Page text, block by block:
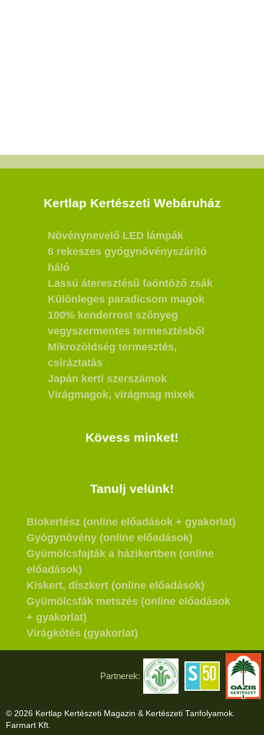
Kertlap Kertészeti Webáruház
Növénynevelő LED lámpák
6 rekeszes gyógynövényszárító
háló
Lassú áteresztésű faöntöző zsák
Különleges paradicsom magok
100% kenderrost szőnyeg
vegyszermentes termesztésből
Mikrozöldség termesztés,
csíráztatás
Japán kerti szerszámok
Virágmagok, virágmag mixek
Kövess minket!
Tanulj velünk!
Biokertész (online előadások + gyakorlat)
Gyógynövény (online előadások)
Gyümölcsfajták a házikertben (online
előadások)
Kiskert, díszkert (online előadások)
Gyümölcsfák metszés (online előadások
+ gyakorlat)
Virágkötés (gyakorlat)
Partnerek:
© 2026 Kertlap Kertészeti Magazin & Kertészeti Tanfolyamok.
Farmart Kft.